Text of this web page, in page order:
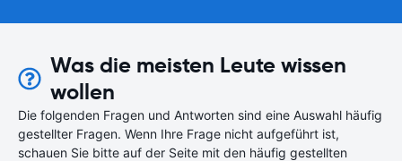
Was die meisten Leute wissen
wollen
Die folgenden Fragen und Antworten sind eine Auswahl häufig
gestellter Fragen. Wenn Ihre Frage nicht aufgeführt ist,
schauen Sie bitte auf der Seite mit den häufig gestellten